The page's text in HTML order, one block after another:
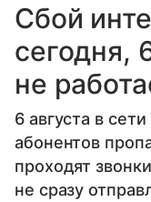
Сбой
сегодня,
не
6 августа в
абонентов
проходят
не сразу